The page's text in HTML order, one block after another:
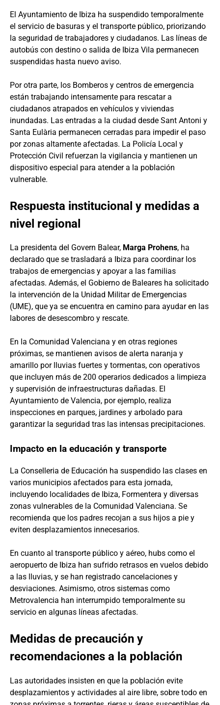
El Ayuntamiento de Ibiza ha suspendido temporalmente
el servicio de basuras y el transporte público, priorizando
la seguridad de trabajadores y ciudadanos. Las líneas de
autobús con destino o salida de Ibiza Vila permanecen
suspendidas hasta nuevo aviso.
Por otra parte, los Bomberos y centros de emergencia
están trabajando intensamente para rescatar a
ciudadanos atrapados en vehículos y viviendas
inundadas. Las entradas a la ciudad desde Sant Antoni y
Santa Eulària permanecen cerradas para impedir el paso
por zonas altamente afectadas. La Policía Local y
Protección Civil refuerzan la vigilancia y mantienen un
dispositivo especial para atender a la población
vulnerable.
Respuesta institucional y medidas a
nivel regional
La presidenta del Govern Balear, Marga Prohens, ha
declarado que se trasladará a Ibiza para coordinar los
trabajos de emergencias y apoyar a las familias
afectadas. Además, el Gobierno de Baleares ha solicitado
la intervención de la Unidad Militar de Emergencias
(UME), que ya se encuentra en camino para ayudar en las
labores de desescombro y rescate.
En la Comunidad Valenciana y en otras regiones
próximas, se mantienen avisos de alerta naranja y
amarillo por lluvias fuertes y tormentas, con operativos
que incluyen más de 200 operarios dedicados a limpieza
y supervisión de infraestructuras dañadas. El
Ayuntamiento de Valencia, por ejemplo, realiza
inspecciones en parques, jardines y arbolado para
garantizar la seguridad tras las intensas precipitaciones.
Impacto en la educación y transporte
La Conselleria de Educación ha suspendido las clases en
varios municipios afectados para esta jornada,
incluyendo localidades de Ibiza, Formentera y diversas
zonas vulnerables de la Comunidad Valenciana. Se
recomienda que los padres recojan a sus hijos a pie y
eviten desplazamientos innecesarios.
En cuanto al transporte público y aéreo, hubs como el
aeropuerto de Ibiza han sufrido retrasos en vuelos debido
a las lluvias, y se han registrado cancelaciones y
desviaciones. Asimismo, otros sistemas como
Metrovalencia han interrumpido temporalmente su
servicio en algunas líneas afectadas.
Medidas de precaución y
recomendaciones a la población
Las autoridades insisten en que la población evite
desplazamientos y actividades al aire libre, sobre todo en